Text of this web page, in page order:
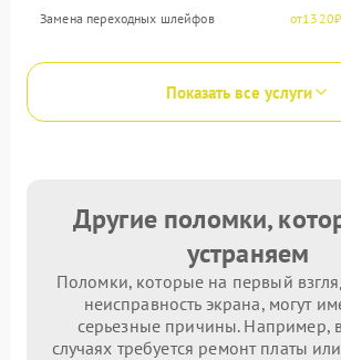
Замена переходных шлейфов 1320
Показать все услуги
Другие поломки,
устраняем
Поломки, которые на первый
неисправность экрана, могут
серьезные причины. Например,
случаях требуется ремонт платы